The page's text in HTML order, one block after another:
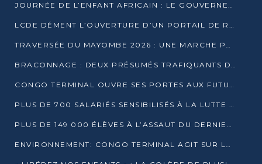
JOURNÉE DE L’ENFANT AFRICAIN : LE GOUVERNEMENT MOBILISÉ POUR L’HYGIÈNE DANS LES ORPHELINATS
LCDE DÉMENT L’OUVERTURE D’UN PORTAIL DE RECRUTEMENT ET APPELLE À LA VIGILANCE
TRAVERSÉE DU MAYOMBE 2026 : UNE MARCHE POUR SENSIBILISER ET DÉPISTER AU DIABÈTE
BRACONNAGE : DEUX PRÉSUMÉS TRAFIQUANTS D’HIPPOPOTAME ÉCROUÉS À BRAZZAVILLE
CONGO TERMINAL OUVRE SES PORTES AUX FUTURS INGÉNIEURS DE L’UCAC-ICAM
PLUS DE 700 SALARIÉS SENSIBILISÉS À LA LUTTE CONTRE LA TUBERCULOSE À CONGO TERMINAL
PLUS DE 149 000 ÉLÈVES À L’ASSAUT DU DERNIER CEPE
ENVIRONNEMENT: CONGO TERMINAL AGIT SUR LE TERRAIN ET FORME LES PLUS JEUNES